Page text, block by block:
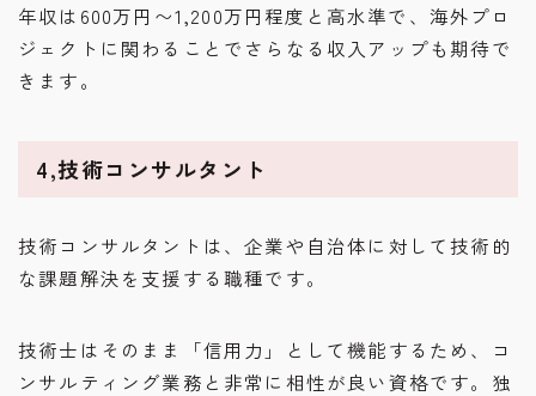
年収は600万円〜1,200万円程度と高水準で、海外プロ
ジェクトに関わることでさらなる収入アップも期待で
きます。
4,技術コンサルタント
技術コンサルタントは、企業や自治体に対して技術的
な課題解決を支援する職種です。
技術士はそのまま「信用力」として機能するため、コ
ンサルティング業務と非常に相性が良い資格です。独